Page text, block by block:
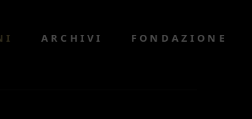
ARCHIVI FONDAZIONE